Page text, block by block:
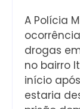
A Polícia
drogas
no bairro
início
estaria